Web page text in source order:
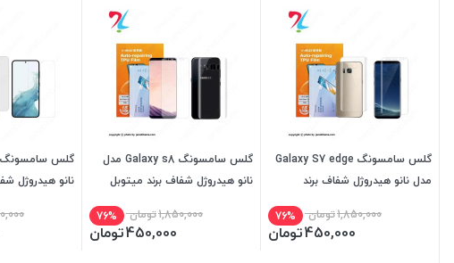
گلس سامسونگ Galaxy S7 edge
مدل نانو هیدروژل شفاف برند
1,850,000تومان 76%
450,000تومان
گلس سامسونگ Galaxy s8 مدل
نانو هیدروژل شفاف برند میتوبل
1,850,000تومان 76%
450,000تومان
نانو هیدروژل